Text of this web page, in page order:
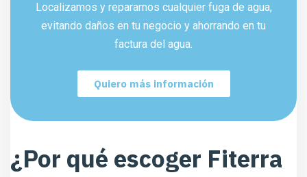
Localizamos y reparamos cualquier fuga de agua,
evitando daños en tu negocio y ahorrando en tu
factura del agua.
Quiero más información
¿Por qué escoger Fiterra